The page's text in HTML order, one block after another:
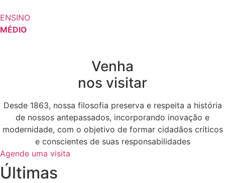
ENSINO
MÉDIO
Venha
nos visitar
Desde 1863, nossa filosofia preserva e respeita a história
de nossos antepassados, incorporando inovação e
modernidade, com o objetivo de formar cidadãos críticos
e conscientes de suas responsabilidades
Agende uma visita
Últimas